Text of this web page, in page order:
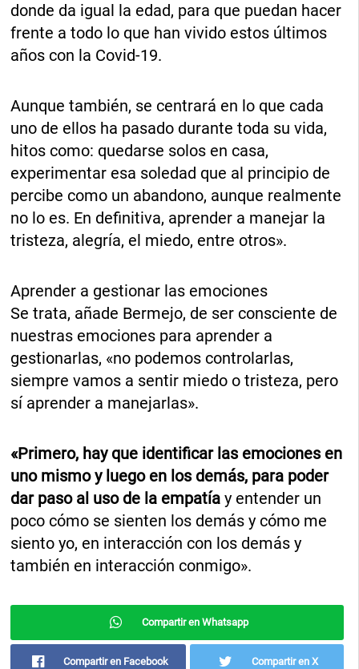
donde da igual la edad, para que puedan hacer
frente a todo lo que han vivido estos últimos
años con la Covid-19.
Aunque también, se centrará en lo que cada
uno de ellos ha pasado durante toda su vida,
hitos como: quedarse solos en casa,
experimentar esa soledad que al principio de
percibe como un abandono, aunque realmente
no lo es. En definitiva, aprender a manejar la
tristeza, alegría, el miedo, entre otros».
Aprender a gestionar las emociones
Se trata, añade Bermejo, de ser consciente de
nuestras emociones para aprender a
gestionarlas, «no podemos controlarlas,
siempre vamos a sentir miedo o tristeza, pero
sí aprender a manejarlas».
«Primero, hay que identificar las emociones en
uno mismo y luego en los demás, para poder
dar paso al uso de la empatía y entender un
poco cómo se sienten los demás y cómo me
siento yo, en interacción con los demás y
también en interacción conmigo».
Compartir en Whatsapp
Compartir en Facebook Compartir en X